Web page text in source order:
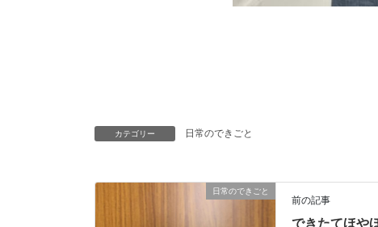
カテゴリー 日常のできごと
日常のできごと
前の記事
できたてほや